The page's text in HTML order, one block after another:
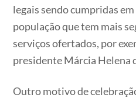
legais sendo cumpridas
população que tem mais
serviços ofertados, por
presidente Márcia Helena
Outro motivo de